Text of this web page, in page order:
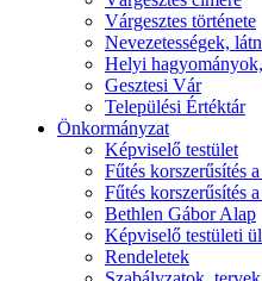
Várgesztes története
Nevezetességek,
Helyi
Gesztesi Vár
Települési Értéktár
Önkormányzat
Képviselő testület
Fűtés korszerűsítés
Fűtés korszerűsítés
Bethlen Gábor Alap
Képviselő testületi
Rendeletek